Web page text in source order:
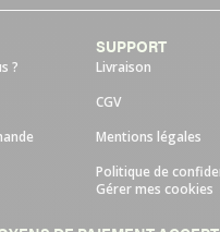
?
SUPPORT
Livraison
CGV
Mentions légales
Politique de
Gérer mes cookies